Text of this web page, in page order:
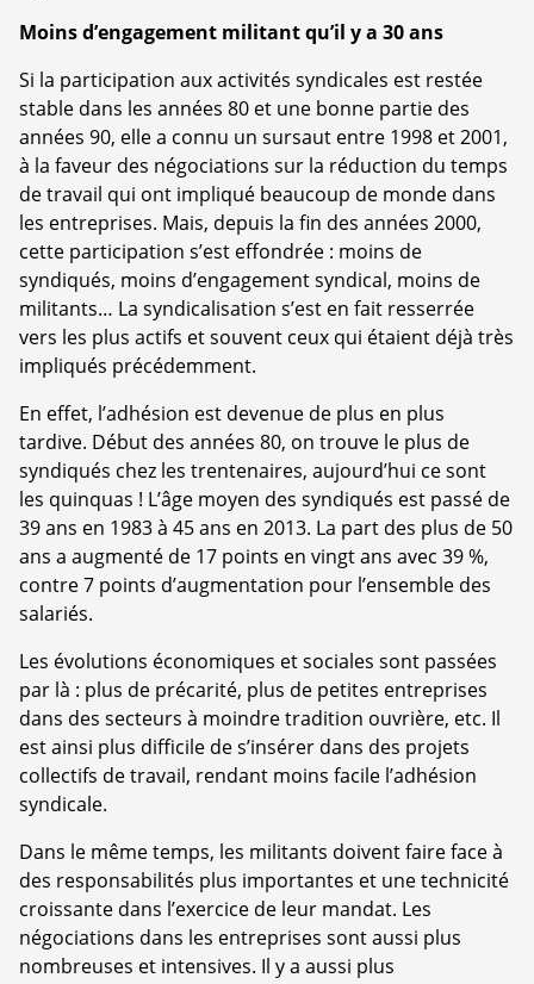
Moins d’engagement militant qu’il y a 30 ans
Si la participation aux activités syndicales est restée
stable dans les années 80 et une bonne partie des
années 90, elle a connu un sursaut entre 1998 et 2001,
à la faveur des négociations sur la réduction du temps
de travail qui ont impliqué beaucoup de monde dans
les entreprises. Mais, depuis la fin des années 2000,
cette participation s’est effondrée : moins de
syndiqués, moins d’engagement syndical, moins de
militants… La syndicalisation s’est en fait resserrée
vers les plus actifs et souvent ceux qui étaient déjà très
impliqués précédemment.
En effet, l’adhésion est devenue de plus en plus
tardive. Début des années 80, on trouve le plus de
syndiqués chez les trentenaires, aujourd’hui ce sont
les quinquas ! L’âge moyen des syndiqués est passé de
39 ans en 1983 à 45 ans en 2013. La part des plus de 50
ans a augmenté de 17 points en vingt ans avec 39 %,
contre 7 points d’augmentation pour l’ensemble des
salariés.
Les évolutions économiques et sociales sont passées
par là : plus de précarité, plus de petites entreprises
dans des secteurs à moindre tradition ouvrière, etc. Il
est ainsi plus difficile de s’insérer dans des projets
collectifs de travail, rendant moins facile l’adhésion
syndicale.
Dans le même temps, les militants doivent faire face à
des responsabilités plus importantes et une technicité
croissante dans l’exercice de leur mandat. Les
négociations dans les entreprises sont aussi plus
nombreuses et intensives. Il y a aussi plus